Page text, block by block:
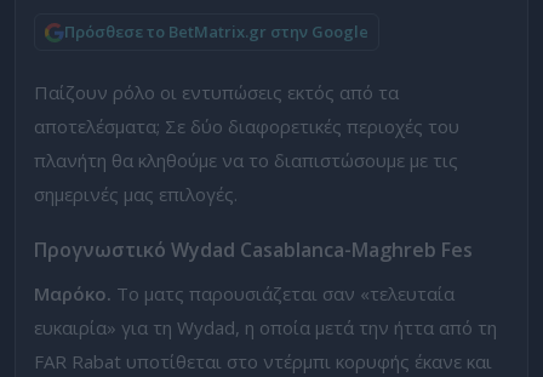
Πρόσθεσε το BetMatrix.gr στην Google
Παίζουν ρόλο οι εντυπώσεις εκτός από τα
αποτελέσματα; Σε δύο διαφορετικές περιοχές του
πλανήτη θα κληθούμε να το διαπιστώσουμε με τις
σημερινές μας επιλογές.
Προγνωστικό Wydad Casablanca-Maghreb Fes
Μαρόκο. Το ματς παρουσιάζεται σαν «τελευταία
ευκαιρία» για τη Wydad, η οποία μετά την ήττα από τη
FAR Rabat υποτίθεται στο ντέρμπι κορυφής έκανε και